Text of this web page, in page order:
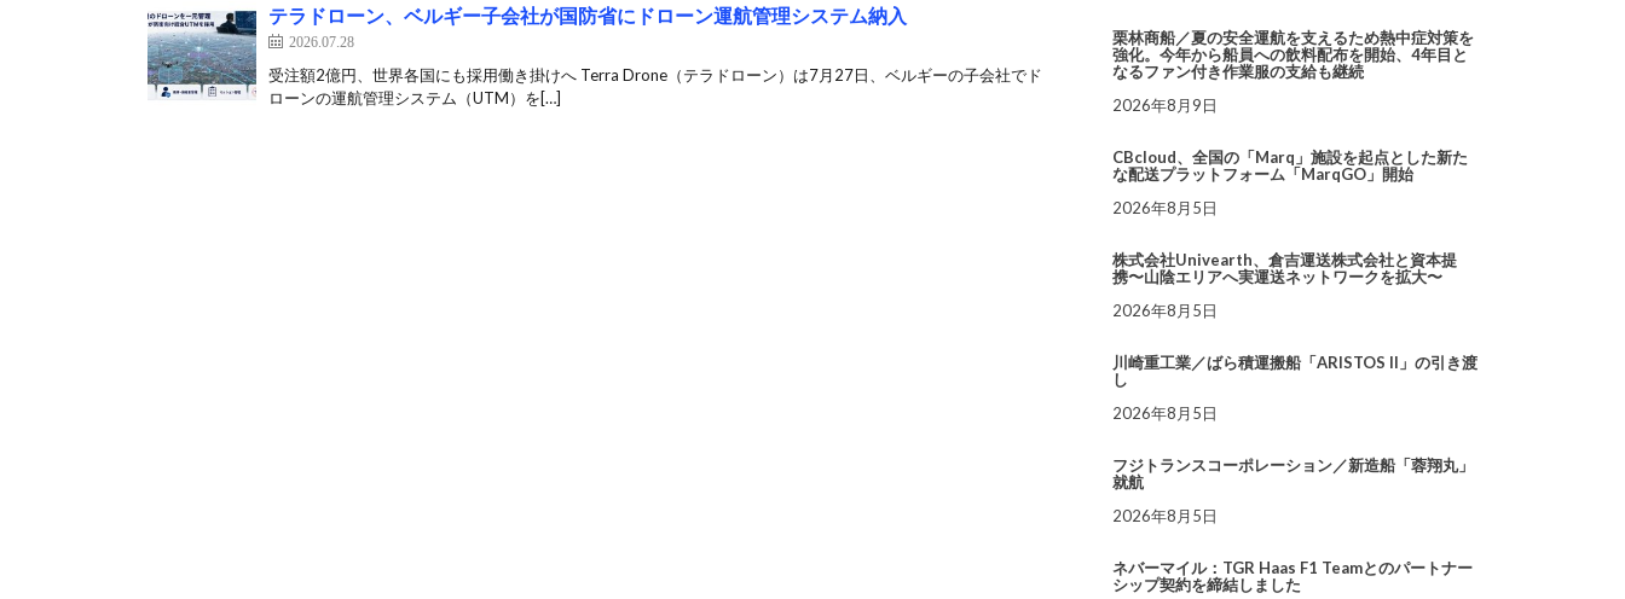
テラドローン、ベルギー子会社が国防省にドローン運航管理システム納入
2026.07.28
受注額2億円、世界各国にも採用働き掛けへ Terra Drone（テラドローン）は7月27日、ベルギーの子会社でド
ローンの運航管理システム（UTM）を[…]
栗林商船／夏の安全運航を支えるため熱中症対策を
強化。今年から船員への飲料配布を開始、4年目と
なるファン付き作業服の支給も継続
2026年8月9日
CBcloud、全国の「Marq」施設を起点とした新た
な配送プラットフォーム「MarqGO」開始
2026年8月5日
株式会社Univearth、倉吉運送株式会社と資本提
携〜山陰エリアへ実運送ネットワークを拡大〜
2026年8月5日
川崎重工業／ばら積運搬船「ARISTOS II」の引き渡
し
2026年8月5日
フジトランスコーポレーション／新造船「蓉翔丸」
就航
2026年8月5日
ネバーマイル：TGR Haas F1 Teamとのパートナー
シップ契約を締結しました